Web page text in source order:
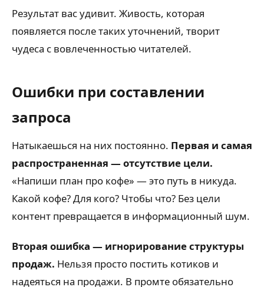
Результат вас удивит. Живость, которая
появляется после таких уточнений, творит
чудеса с вовлеченностью читателей.
Ошибки при составлении
запроса
Натыкаешься на них постоянно. Первая и самая
распространенная — отсутствие цели.
«Напиши план про кофе» — это путь в никуда.
Какой кофе? Для кого? Чтобы что? Без цели
контент превращается в информационный шум.
Вторая ошибка — игнорирование структуры
продаж. Нельзя просто постить котиков и
надеяться на продажи. В промте обязательно